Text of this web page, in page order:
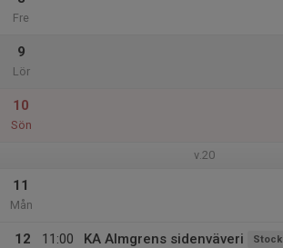
Fre
9
Lör
10
Sön
v.20
11
Mån
12
11:00
KA Almgrens sidenväveri